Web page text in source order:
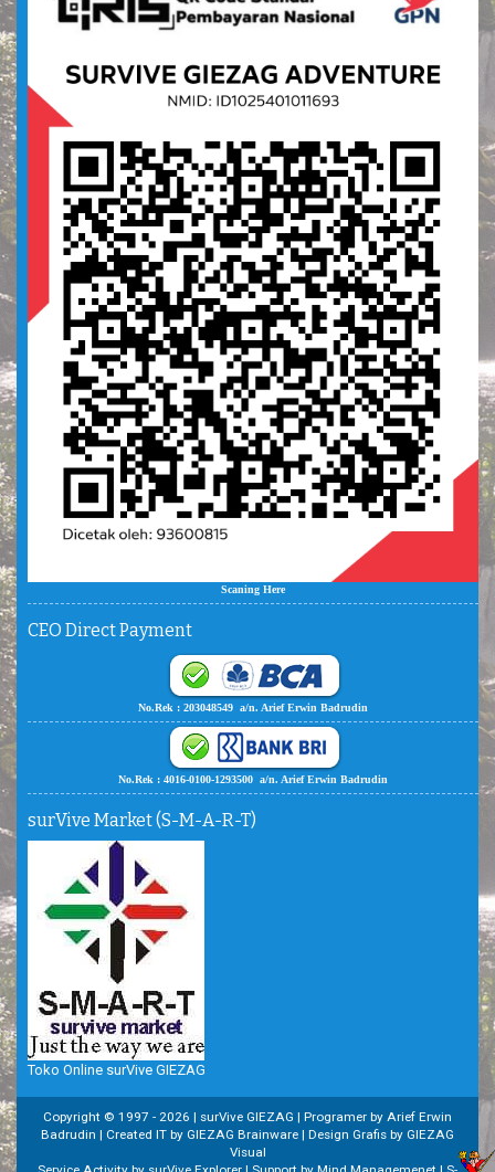
Scaning Here
CEO Direct Payment
No.Rek : 203048549 a/n. Arief Erwin Badrudin
No.Rek : 4016-0100-1293500 a/n. Arief Erwin Badrudin
surVive Market (S-M-A-R-T)
Toko Online surVive GIEZAG
Copyright © 1997 - 2026 | surVive GIEZAG | Programer by Arief Erwin
Badrudin | Created IT by GIEZAG Brainware | Design Grafis by GIEZAG
Visual